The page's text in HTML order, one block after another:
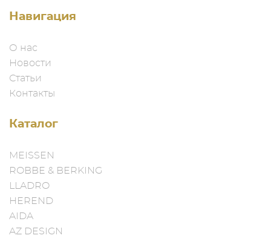
Навигация
О нас
Новости
Статьи
Контакты
Каталог
MEISSEN
ROBBE & BERKING
LLADRO
HEREND
AIDA
AZ DESIGN